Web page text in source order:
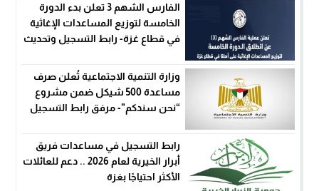
الفارس الشهم 3 تعلن بدء الدورة
الخامسة لتوزيع المساعدات الإغاثية
في قطاع غزة- رابط التسجيل وتحديث
وزارة التنمية الاجتماعية تُعلن صرف
مساعدة 500 شيكل ضمن مشروع
“نحن سندكم”- مرفق رابط التسجيل
رابط التسجيل في مساعدات فريق
أبرار الخيرية لعام 2026 .. دعم للعائلات
الأكثر احتياجًا بغزة